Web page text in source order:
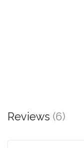
Reviews (6)